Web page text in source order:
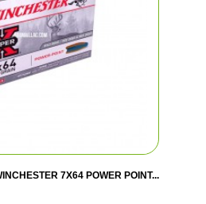
7X64 POWER POINT...